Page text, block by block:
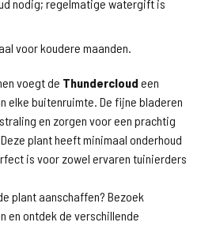
nodig; regelmatige watergift is
voor koudere maanden.
voegt de Thundercloud een
elke buitenruimte. De fijne bladeren
en zorgen voor een prachtig
plant heeft minimaal onderhoud
is voor zowel ervaren tuinierders
plant aanschaffen? Bezoek
en ontdek de verschillende